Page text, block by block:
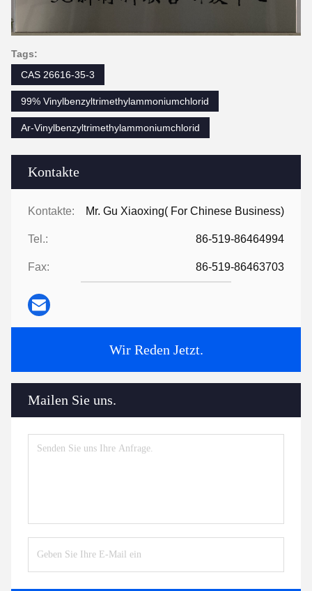
Kontakte
Kontakte: Mr. Gu Xiaoxing( For Chinese Business)
Tel.: 86-519-86464994
Fax: 86-519-86463703
Wir Reden Jetzt.
Mailen Sie uns.
Tags:
CAS 26616-35-3
99% Vinylbenzyltrimethylammoniumchlorid
Ar-Vinylbenzyltrimethylammoniumchlorid